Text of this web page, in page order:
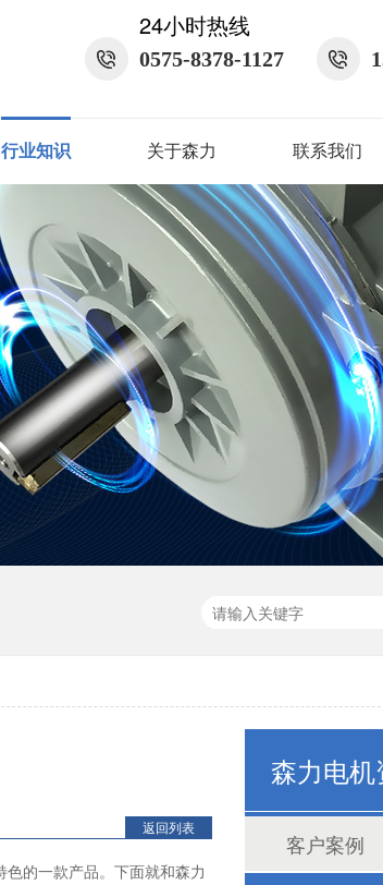
24小时热线
0575-8378-1127
行业知识 关于森力 联系我们
返回列表
的一款产品。下面就和森力
森力电
客户案例
80机